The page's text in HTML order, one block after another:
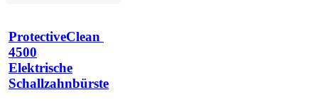
ProtectiveClean
4500
Elektrische
Schallzahnbürste